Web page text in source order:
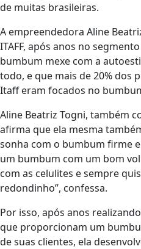
de muitas brasileiras.
A empreendedora Aline
ITAFF, após anos no
bumbum mexe com a
todo, e que mais de 20% dos
Itaff eram focados no
Aline Beatriz Togni, também
afirma que ela mesma
sonha com o bumbum firme
um bumbum com um bom
com as celulites e sempre
redondinho”, confessa.
Por isso, após anos
que proporcionam um
de suas clientes, ela